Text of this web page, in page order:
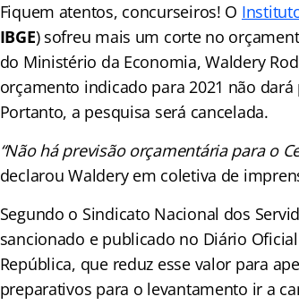
Fiquem atentos, concurseiros! O
IBGE) sofreu mais um corte no
do Ministério da Economia, Waldery
orçamento indicado para 2021 não
Portanto, a pesquisa será cancelada.
“Não há previsão orçamentária para o
declarou Waldery em coletiva de
Segundo o Sindicato Nacional dos
sancionado e publicado no Diário
República, que reduz esse valor para
preparativos para o levantamento ir a